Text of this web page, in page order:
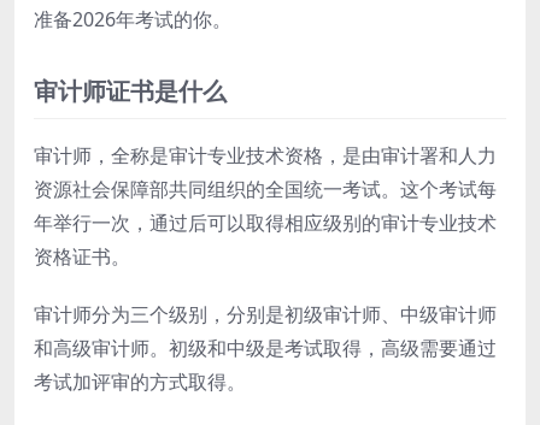
准备2026年考试的你。
审计师证书是什么
审计师，全称是审计专业技术资格，是由审计署和人力
资源社会保障部共同组织的全国统一考试。这个考试每
年举行一次，通过后可以取得相应级别的审计专业技术
资格证书。
审计师分为三个级别，分别是初级审计师、中级审计师
和高级审计师。初级和中级是考试取得，高级需要通过
考试加评审的方式取得。